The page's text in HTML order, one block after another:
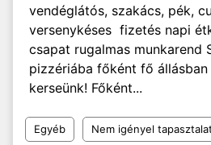
vendéglátós, szakács, pék,
versenykéses fizetés napi
csapat rugalmas munkarend
pizzériába főként fő
kerseünk! Főként...
Egyéb Nem igényel